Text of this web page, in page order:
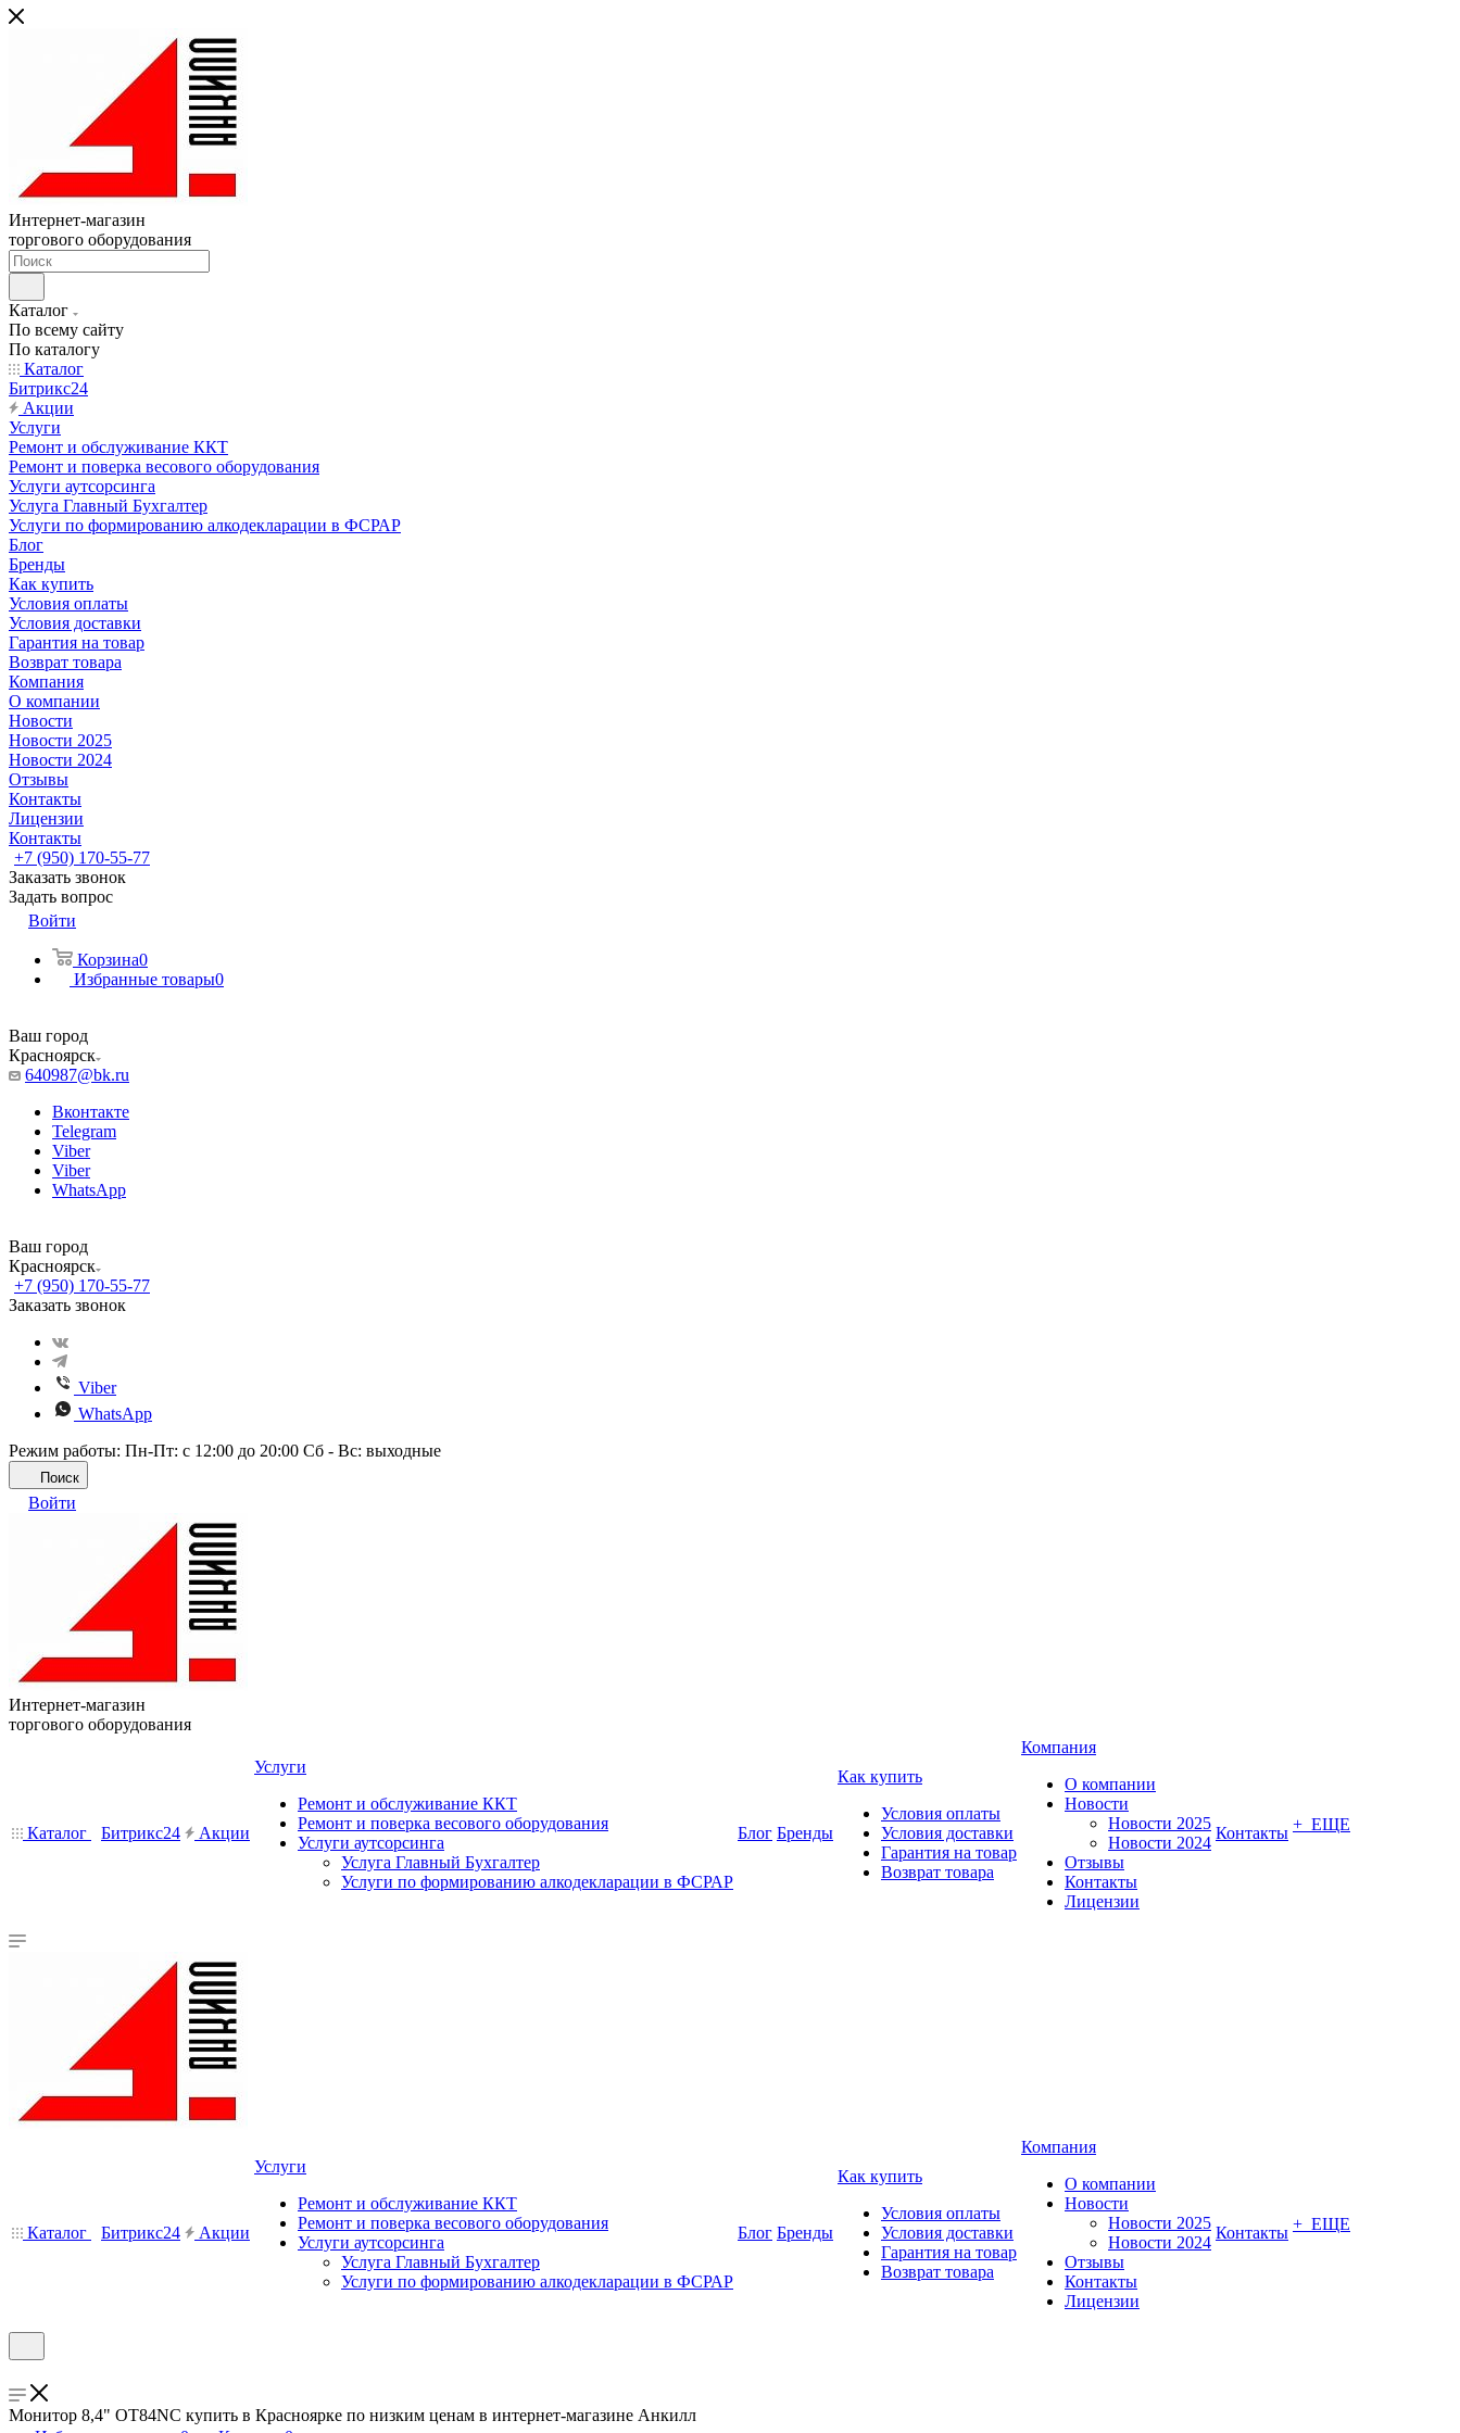
Интернет-магазин
торгового оборудования
Каталог
По всему сайту
По каталогу
Каталог
Битрикс24
Акции
Услуги
Ремонт и обслуживание ККТ
Ремонт и поверка весового оборудования
Услуги аутсорсинга
Услуга Главный Бухгалтер
Услуги по формированию алкодекларации в ФСРАР
Блог
Бренды
Как купить
Условия оплаты
Условия доставки
Гарантия на товар
Возврат товара
Компания
О компании
Новости
Новости 2025
Новости 2024
Отзывы
Контакты
Лицензии
Контакты
+7 (950) 170-55-77
Заказать звонок
Задать вопрос
Войти
Корзина0
Избранные товары0
Ваш город
Красноярск
640987@bk.ru
Вконтакте
Telegram
Viber
Viber
WhatsApp
Ваш город
Красноярск
+7 (950) 170-55-77
Заказать звонок
Viber
WhatsApp
Режим работы: Пн-Пт: с 12:00 до 20:00 Сб - Вс: выходные
Поиск
Войти
Интернет-магазин
торгового оборудования
Каталог Битрикс24 Акции
Услуги
Ремонт и обслуживание ККТ
Ремонт и поверка весового оборудования
Услуги аутсорсинга
Услуга Главный Бухгалтер
Услуги по формированию алкодекларации в ФСРАР
Блог Бренды
Как купить
Условия оплаты
Условия доставки
Гарантия на товар
Возврат товара
Компания
О компании
Новости
Новости 2025
Новости 2024
Отзывы
Контакты
Лицензии
Контакты + ЕЩЕ
Каталог Битрикс24 Акции
Услуги
Ремонт и обслуживание ККТ
Ремонт и поверка весового оборудования
Услуги аутсорсинга
Услуга Главный Бухгалтер
Услуги по формированию алкодекларации в ФСРАР
Блог Бренды
Как купить
Условия оплаты
Условия доставки
Гарантия на товар
Возврат товара
Компания
О компании
Новости
Новости 2025
Новости 2024
Отзывы
Контакты
Лицензии
Контакты + ЕЩЕ
Монитор 8,4" OT84NС купить в Красноярке по низким ценам в интернет-магазине Анкилл